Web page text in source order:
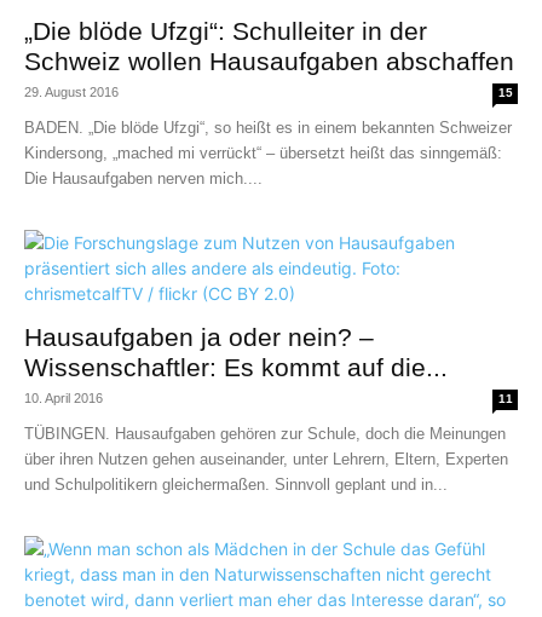
„Die blöde Ufzgi“: Schulleiter in der
Schweiz wollen Hausaufgaben abschaffen
29. August 2016 15
BADEN. „Die blöde Ufzgi“, so heißt es in einem bekannten Schweizer
Kindersong, „mached mi verrückt“ – übersetzt heißt das sinngemäß:
Die Hausaufgaben nerven mich....
Hausaufgaben ja oder nein? –
Wissenschaftler: Es kommt auf die...
10. April 2016 11
TÜBINGEN. Hausaufgaben gehören zur Schule, doch die Meinungen
über ihren Nutzen gehen auseinander, unter Lehrern, Eltern, Experten
und Schulpolitikern gleichermaßen. Sinnvoll geplant und in...